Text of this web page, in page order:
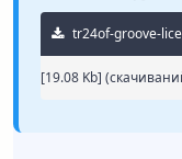
tr24of-groove-
[19.08 Kb]